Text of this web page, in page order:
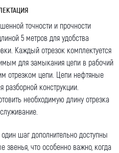
точности и прочности
5 метров для удобства
Каждый отрезок комплектуется
для замыкания цепи в рабочий
отрезком цепи. Цепи нефтяные
разборной конструкции.
необходимую длину отрезка
шаг дополнительно доступны
что особенно важно, когда
заявку
(обязательно)